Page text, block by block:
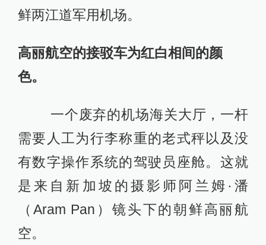
鲜两江道军用机场。
高丽航空的接驳车为红白相间的颜
色。
一个废弃的机场海关大厅，一杆
需要人工为行李称重的老式秤以及没
有数字操作系统的驾驶员座舱。这就
是来自新加坡的摄影师阿兰姆·潘
（Aram Pan）镜头下的朝鲜高丽航
空。